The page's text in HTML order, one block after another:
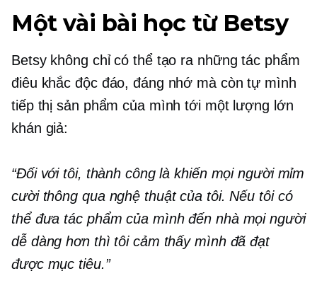
Một vài bài học từ Betsy
Betsy không chỉ có thể tạo ra những tác phẩm
điêu khắc độc đáo, đáng nhớ mà còn tự mình
tiếp thị sản phẩm của mình tới một lượng lớn
khán giả:
“Đối với tôi, thành công là khiến mọi người mỉm
cười thông qua nghệ thuật của tôi. Nếu tôi có
thể đưa tác phẩm của mình đến nhà mọi người
dễ dàng hơn thì tôi cảm thấy mình đã đạt
được mục tiêu.”